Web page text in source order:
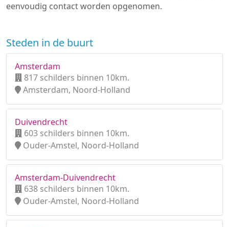
eenvoudig contact worden opgenomen.
Steden in de buurt
Amsterdam
817 schilders binnen 10km.
Amsterdam, Noord-Holland
Duivendrecht
603 schilders binnen 10km.
Ouder-Amstel, Noord-Holland
Amsterdam-Duivendrecht
638 schilders binnen 10km.
Ouder-Amstel, Noord-Holland